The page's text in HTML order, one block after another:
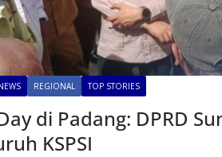
REGIONAL TOP STORIES
di Padang: DPRD
KSPSI